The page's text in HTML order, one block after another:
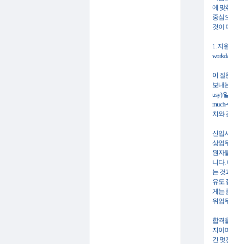
에 맞
중심
것이
1. 지
이 질
보내
usy)
치와
신입
상업
원자
니다.
는 것
유도
게는
위업
합격
지이
긴 멋